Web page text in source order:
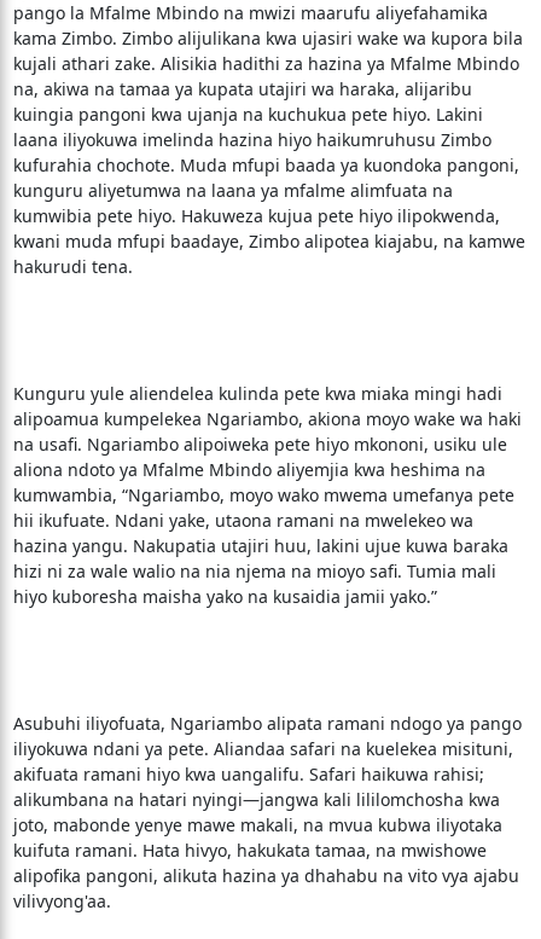
pango la Mfalme Mbindo na mwizi maarufu aliyefahamika
kama Zimbo. Zimbo alijulikana kwa ujasiri wake wa kupora bila
kujali athari zake. Alisikia hadithi za hazina ya Mfalme Mbindo
na, akiwa na tamaa ya kupata utajiri wa haraka, alijaribu
kuingia pangoni kwa ujanja na kuchukua pete hiyo. Lakini
laana iliyokuwa imelinda hazina hiyo haikumruhusu Zimbo
kufurahia chochote. Muda mfupi baada ya kuondoka pangoni,
kunguru aliyetumwa na laana ya mfalme alimfuata na
kumwibia pete hiyo. Hakuweza kujua pete hiyo ilipokwenda,
kwani muda mfupi baadaye, Zimbo alipotea kiajabu, na kamwe
hakurudi tena.
Kunguru yule aliendelea kulinda pete kwa miaka mingi hadi
alipoamua kumpelekea Ngariambo, akiona moyo wake wa haki
na usafi. Ngariambo alipoiweka pete hiyo mkononi, usiku ule
aliona ndoto ya Mfalme Mbindo aliyemjia kwa heshima na
kumwambia, “Ngariambo, moyo wako mwema umefanya pete
hii ikufuate. Ndani yake, utaona ramani na mwelekeo wa
hazina yangu. Nakupatia utajiri huu, lakini ujue kuwa baraka
hizi ni za wale walio na nia njema na mioyo safi. Tumia mali
hiyo kuboresha maisha yako na kusaidia jamii yako.”
Asubuhi iliyofuata, Ngariambo alipata ramani ndogo ya pango
iliyokuwa ndani ya pete. Aliandaa safari na kuelekea misituni,
akifuata ramani hiyo kwa uangalifu. Safari haikuwa rahisi;
alikumbana na hatari nyingi—jangwa kali lililomchosha kwa
joto, mabonde yenye mawe makali, na mvua kubwa iliyotaka
kuifuta ramani. Hata hivyo, hakukata tamaa, na mwishowe
alipofika pangoni, alikuta hazina ya dhahabu na vito vya ajabu
vilivyong'aa.